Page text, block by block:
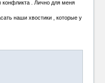
конфликта . Лично для меня
наши хвостики , которые у